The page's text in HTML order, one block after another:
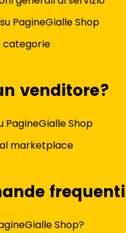
PagineGialle Shop
categorie
venditore?
PagineGialle Shop
marketplace
frequenti
Shop?